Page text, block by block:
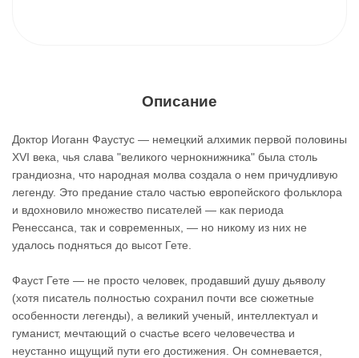
Описание
Доктор Иоганн Фаустус — немецкий алхимик первой половины
XVI века, чья слава "великого чернокнижника" была столь
грандиозна, что народная молва создала о нем причудливую
легенду. Это предание стало частью европейского фольклора
и вдохновило множество писателей — как периода
Ренессанса, так и современных, — но никому из них не
удалось подняться до высот Гете.
Фауст Гете — не просто человек, продавший душу дьяволу
(хотя писатель полностью сохранил почти все сюжетные
особенности легенды), а великий ученый, интеллектуал и
гуманист, мечтающий о счастье всего человечества и
неустанно ищущий пути его достижения. Он сомневается,